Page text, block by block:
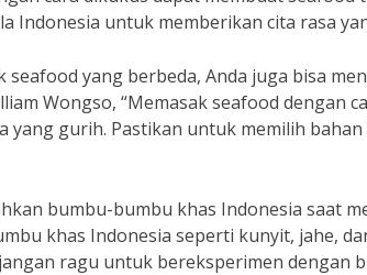
Indonesia untuk memberikan cita rasa
seafood yang berbeda, Anda juga bisa
Wongso, “Memasak seafood dengan
yang gurih. Pastikan untuk memilih
bumbu-bumbu khas Indonesia saat
khas Indonesia seperti kunyit, jahe,
ragu untuk bereksperimen dengan